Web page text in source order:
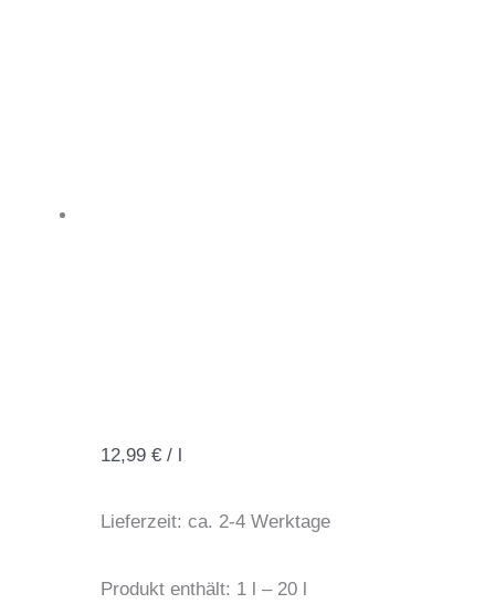
12,99 € / l
Lieferzeit: ca. 2-4 Werktage
Produkt enthält: 1 l – 20 l